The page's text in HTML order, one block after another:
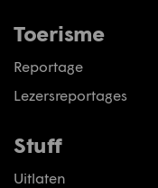
Toerisme
Reportage
Lezersreportages
Stuff
Uitlaten